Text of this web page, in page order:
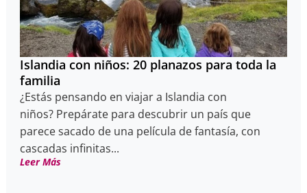
Islandia con niños: 20 planazos para toda la
familia
¿Estás pensando en viajar a Islandia con
niños? Prepárate para descubrir un país que
parece sacado de una película de fantasía, con
cascadas infinitas...
Leer Más